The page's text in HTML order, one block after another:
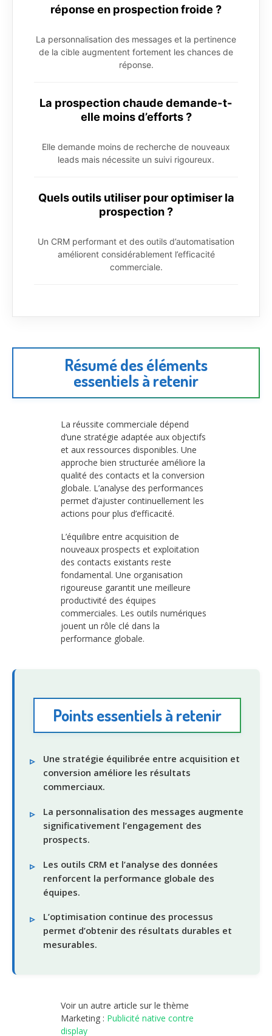
réponse en prospection froide ?
La personnalisation des messages et la pertinence
de la cible augmentent fortement les chances de
réponse.
La prospection chaude demande-t-
elle moins d’efforts ?
Elle demande moins de recherche de nouveaux
leads mais nécessite un suivi rigoureux.
Quels outils utiliser pour optimiser la
prospection ?
Un CRM performant et des outils d’automatisation
améliorent considérablement l’efficacité
commerciale.
Résumé des éléments
essentiels à retenir
La réussite commerciale dépend
d’une stratégie adaptée aux objectifs
et aux ressources disponibles. Une
approche bien structurée améliore la
qualité des contacts et la conversion
globale. L’analyse des performances
permet d’ajuster continuellement les
actions pour plus d’efficacité.
L’équilibre entre acquisition de
nouveaux prospects et exploitation
des contacts existants reste
fondamental. Une organisation
rigoureuse garantit une meilleure
productivité des équipes
commerciales. Les outils numériques
jouent un rôle clé dans la
performance globale.
Points essentiels à retenir
Une stratégie équilibrée entre acquisition et
conversion améliore les résultats
commerciaux.
La personnalisation des messages augmente
significativement l’engagement des
prospects.
Les outils CRM et l’analyse des données
renforcent la performance globale des
équipes.
L’optimisation continue des processus
permet d’obtenir des résultats durables et
mesurables.
Voir un autre article sur le thème
Marketing : Publicité native contre
display